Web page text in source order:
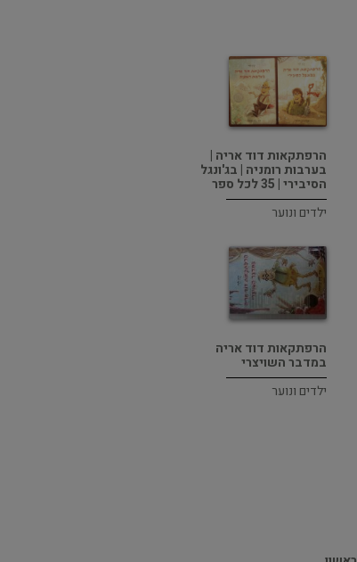
הרפתקאות דוד אריה |
בערבות רומניה | בג'ונגל
הסיבירי | 35 לכל ספר
ילדים ונוער
הרפתקאות דוד אריה
במדבר השויצרי
ילדים ונוער